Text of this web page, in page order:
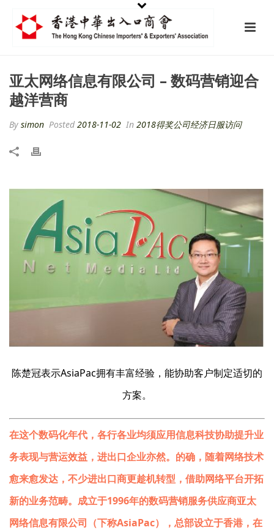
亚太网络信息有限公司 – 数码营销迎合
越洋营商
By simon Posted2018-11-02 In 2018得奖公司经济日服访问
陈楚冠表示AsiaPac拥有丰富经验，能协助客户制定适切的
方案。
在这个数码化年代，各行各业均须应用信息科技协助提升业
务表现与营运效益，进出口企业亦然。的确，随着网络技术
愈来愈发达，不少进出口商更趁机转型，借助网络平台开拓
新的业务范畴。成立于1996年的数码营销服务供应商亚太
网络信息有限公司（下称AsiaPac），总部设立于香港，在